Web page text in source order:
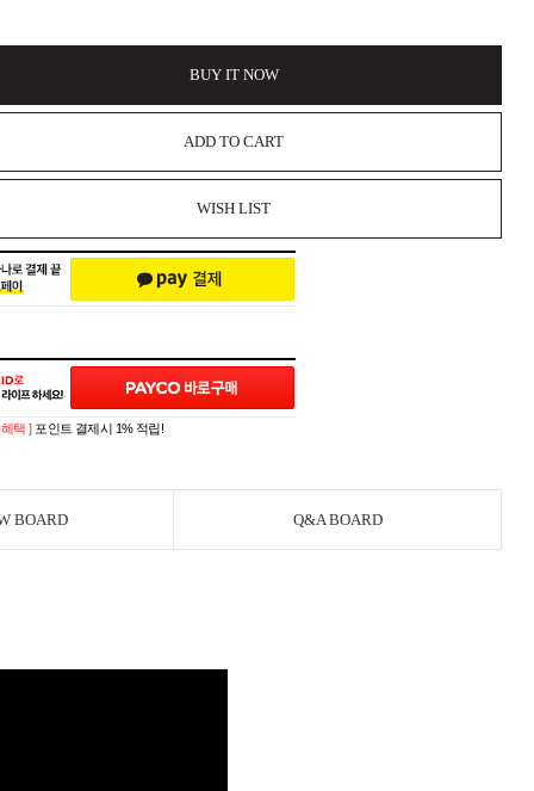
BUY IT NOW
ADD TO CART
WISH LIST
택 ] 포인트 결제시 1% 적립!
BOARD Q&A BOARD